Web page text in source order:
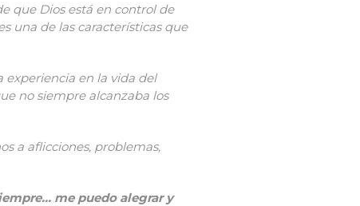
que Dios está en control de
una de las características que
experiencia en la vida del
no siempre alcanzaba los
a aflicciones, problemas,
me puedo alegrar y